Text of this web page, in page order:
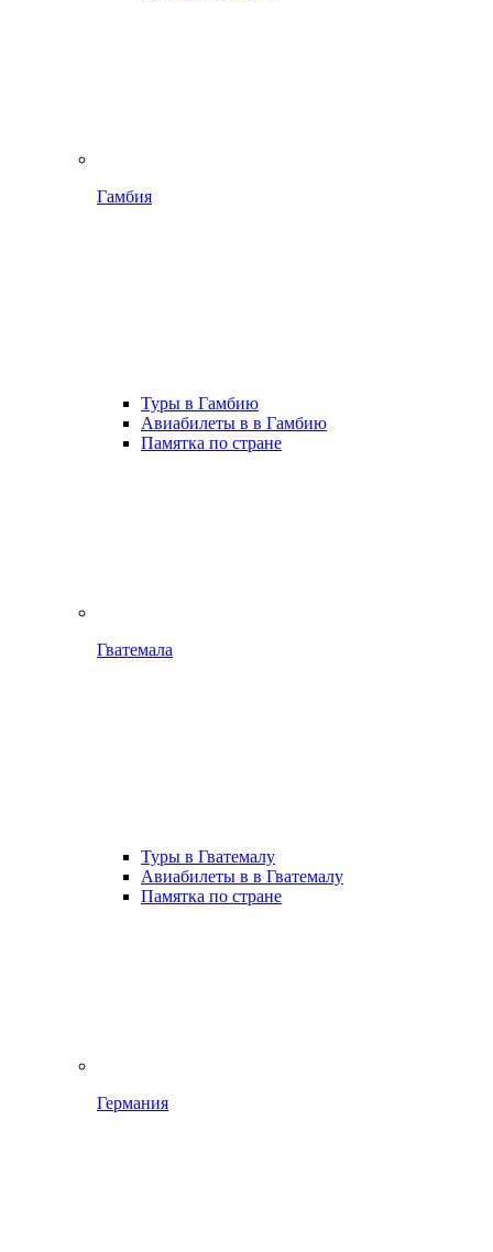
Гамбия
Туры в Гамбию
Авиабилеты в в Гамбию
Памятка по стране
Гватемала
Туры в Гватемалу
Авиабилеты в в Гватемалу
Памятка по стране
Германия